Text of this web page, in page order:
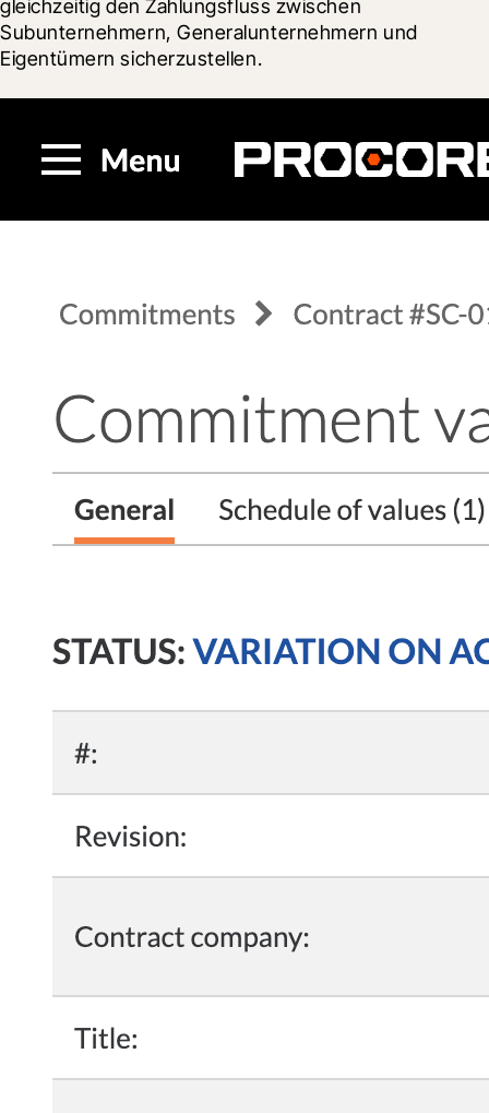
gleichzeitig den Zahlungsfluss zwischen
Subunternehmern, Generalunternehmern und
Eigentümern sicherzustellen.